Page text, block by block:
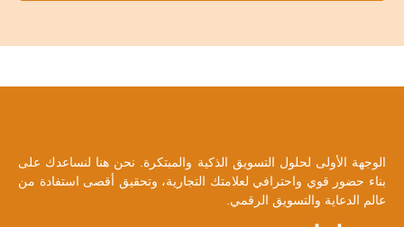
الوجهة الأولى لحلول التسويق الذكية والمبتكرة. نحن هنا لنساعدك على
بناء حضور قوي واحترافي لعلامتك التجارية، وتحقيق أقصى استفادة من
عالم الدعاية والتسويق الرقمي.